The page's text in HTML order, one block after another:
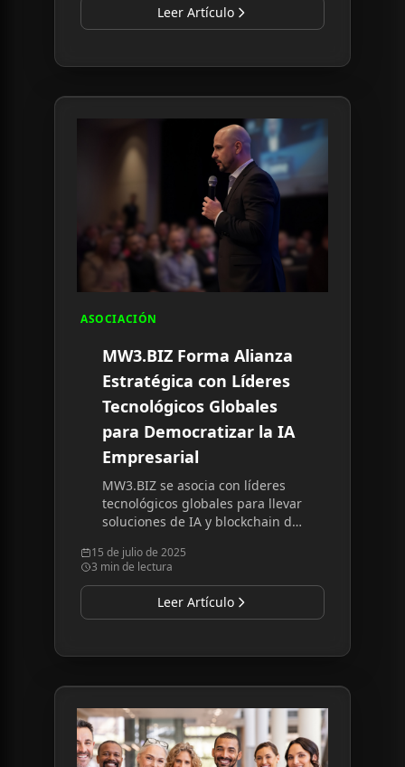
Leer Artículo
MW3.BIZ Forma Alianza
ASOCIACIÓN
MW3.BIZ Forma Alianza
Estratégica con Líderes
Tecnológicos Globales
para Democratizar la IA
Empresarial
MW3.BIZ se asocia con líderes
tecnológicos globales para llevar
soluciones de IA y blockchain de
profesionales individuales a
precios accesibles.
15 de julio de 2025
3 min de lectura
Leer Artículo
Read article:MW3.BIZ Gana Impulso: